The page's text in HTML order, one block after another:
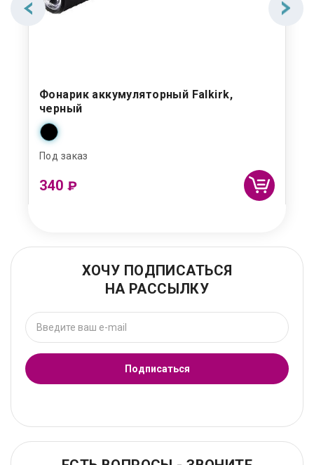
Фонарик аккумуляторный Falkirk,
черный
Под заказ
340 ₽
ХОЧУ ПОДПИСАТЬСЯ
НА РАССЫЛКУ
Подписаться